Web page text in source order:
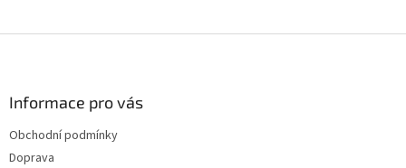
Informace pro vás
Obchodní podmínky
Doprava